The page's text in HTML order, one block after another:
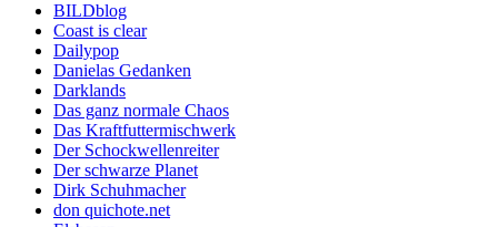
BILDblog
Coast is clear
Dailypop
Danielas Gedanken
Darklands
Das ganz normale Chaos
Das Kraftfuttermischwerk
Der Schockwellenreiter
Der schwarze Planet
Dirk Schuhmacher
don quichote.net